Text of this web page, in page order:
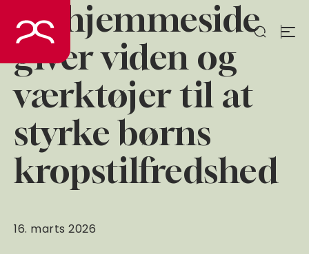
indhold
Ny hjemmeside
giver viden og
værktøjer til at
styrke børns
kropstilfredshed
16. marts 2026